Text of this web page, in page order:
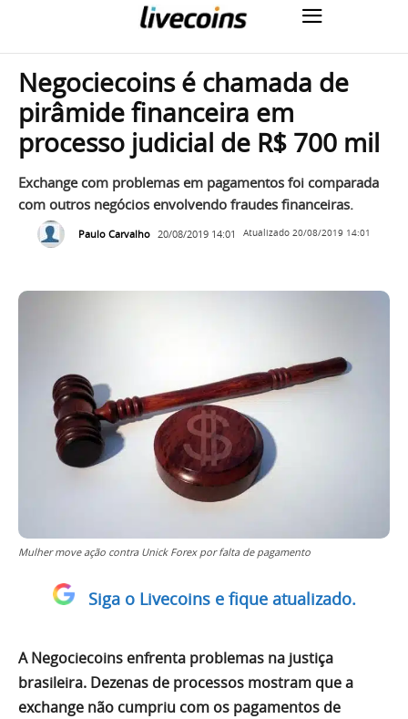
Negociecoins é chamada de
pirâmide financeira em
processo judicial de R$ 700 mil
Exchange com problemas em pagamentos foi comparada
com outros negócios envolvendo fraudes financeiras.
Paulo Carvalho 20/08/2019 14:01 Atualizado 20/08/2019 14:01
Mulher move ação contra Unick Forex por falta de pagamento
Siga o Livecoins e fique atualizado.
A Negociecoins enfrenta problemas na justiça
brasileira. Dezenas de processos mostram que a
exchange não cumpriu com os pagamentos de